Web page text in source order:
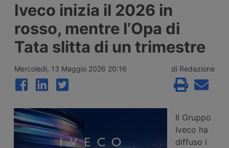
austriaca della Steyr il primo esemplare del
camion elettrico cinese SuperPanther
eTopas prodotto in Europa. Ha già ottenuto
l’omologazione Wvta per l’intera Unione
Europea. Prime consegne a Dhl Freight e
Gress Speditions.
Iveco inizia il 2026 in
rosso, mentre l’Opa di
Tata slitta di un trimestre
Mercoledì, 13 Maggio 2026 20:16 di Redazione
Il Gruppo
Iveco ha
diffuso i